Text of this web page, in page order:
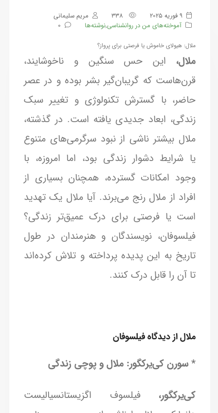
9 فوریه 2025
مریم سلیمانی
آموخته‌های من در روانشناسی,نوشته‌ها 0
ملال: هیولای خاموش یا فرصتی برای پرواز؟
ملال، این حس سنگین و ناخوشایند،
قرن‌هاست که گریبان‌گیر بشر بوده و در عصر
حاضر، با گسترش تکنولوژی و تغییر سبک
زندگی، ابعاد جدیدی یافته است. در گذشته،
ملال بیشتر ناشی از نبود سرگرمی‌های متنوع
یا شرایط دشوار زندگی بود، اما امروزه، با
وجود امکانات گسترده، همچنان بسیاری از
افراد از ملال رنج می‌برند. آیا ملال یک تهدید
است یا فرصتی برای درک عمیق‌تر زندگی؟
فیلسوفان، نویسندگان و هنرمندان در طول
تاریخ به این پدیده پرداخته و تلاش کرده‌اند
تا آن را قابل درک کنند.
ملال از دیدگاه فیلسوفان
* سورن کی‌یرکگور: ملال و پوچی زندگی
کی‌یرکگور، فیلسوف اگزیستانسیالیست